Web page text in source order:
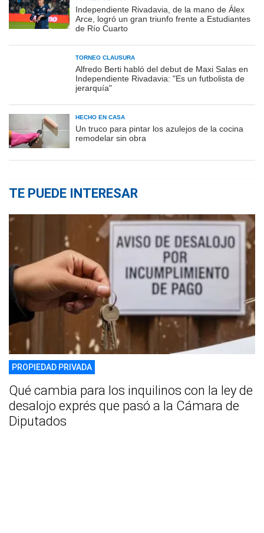
Independiente Rivadavia, de la mano de Álex
Arce, logró un gran triunfo frente a Estudiantes
de Río Cuarto
TORNEO CLAUSURA
Alfredo Berti habló del debut de Maxi Salas en
Independiente Rivadavia: "Es un futbolista de
jerarquía"
HECHO EN CASA
Un truco para pintar los azulejos de la cocina
remodelar sin obra
TE PUEDE INTERESAR
PROPIEDAD PRIVADA
Qué cambia para los inquilinos con la ley de
desalojo exprés que pasó a la Cámara de
Diputados